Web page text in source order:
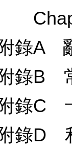
附錄A
附錄B
附錄C
附錄D